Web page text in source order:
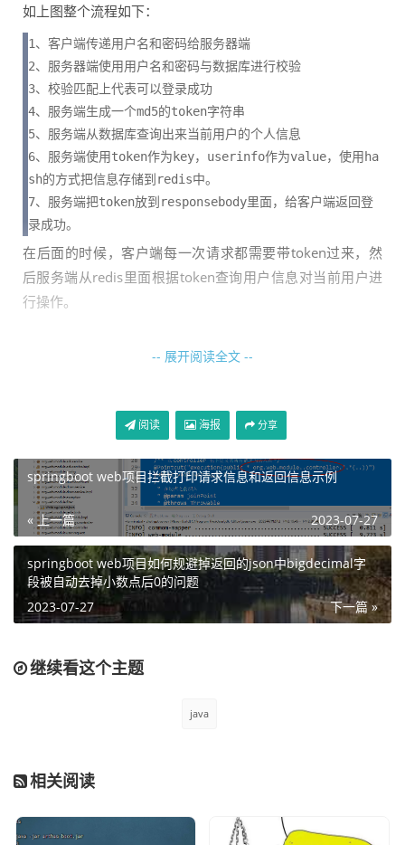
如上图整个流程如下：
1、客户端传递用户名和密码给服务器端
2、服务器端使用用户名和密码与数据库进行校验
3、校验匹配上代表可以登录成功
4、服务端生成一个md5的token字符串
5、服务端从数据库查询出来当前用户的个人信息
6、服务端使用token作为key，userinfo作为value，使用ha
sh的方式把信息存储到redis中。
7、服务端把token放到responsebody里面，给客户端返回登
录成功。
在后面的时候，客户端每一次请求都需要带token过来，然
后服务端从redis里面根据token查询用户信息对当前用户进
行操作。
试想一下：那么我们每个接口都需要用户的id等信息，那么
答案是不需要的，我们可以写一个拦截器来拦截这个toke
n，然后获取到userinfo之后，把它包装起来，各个接口直接
获取userinfo即可。下面我们来试验一下：
1）创建一个springbootweb项目
此处略过
这个类是从数据库里面查询出来的用户信息，所有的用户基
package org.commom.mapper.user.model;
import java.io.Serializable;
import java.util.Date;
import com.alibaba.fastjson.annotation.JSONField;
-- 展开阅读全文 --
阅读 海报 分享
springboot web项目拦截打印请求信息和返回信息示例
« 上一篇 2023-07-27
springboot web项目如何规避掉返回的json中bigdecimal字
段被自动去掉小数点后0的问题
下一篇 »
2023-07-27
继续看这个主题
java
相关阅读